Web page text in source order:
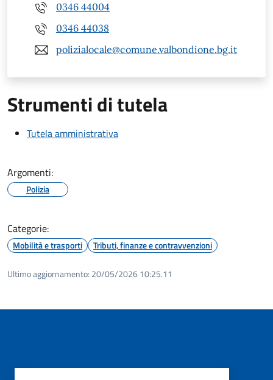
0346 44004
0346 44038
polizialocale@comune.valbondione.bg.it
Strumenti di tutela
Tutela amministrativa
Argomenti:
Polizia
Categorie:
Mobilità e trasporti Tributi, finanze e contravvenzioni
Ultimo aggiornamento: 20/05/2026 10:25.11